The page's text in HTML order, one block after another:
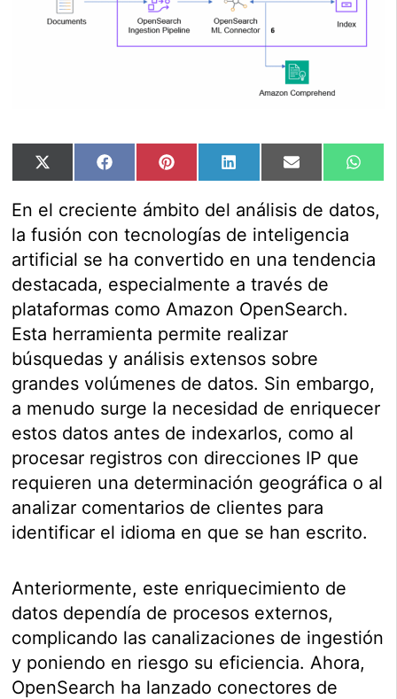
Compartir
en
X
(Twitter)
Compartir
en
FacebookCompartir
en
PinterestCompartir
en
LinkedInCompartir
en
Email
en
En el creciente ámbito del análisis de datos,
la fusión con tecnologías de inteligencia
artificial se ha convertido en una tendencia
destacada, especialmente a través de
plataformas como Amazon OpenSearch.
Esta herramienta permite realizar
búsquedas y análisis extensos sobre
grandes volúmenes de datos. Sin embargo,
a menudo surge la necesidad de enriquecer
estos datos antes de indexarlos, como al
procesar registros con direcciones IP que
requieren una determinación geográfica o al
analizar comentarios de clientes para
identificar el idioma en que se han escrito.
Anteriormente, este enriquecimiento de
datos dependía de procesos externos,
complicando las canalizaciones de ingestión
y poniendo en riesgo su eficiencia. Ahora,
OpenSearch ha lanzado conectores de